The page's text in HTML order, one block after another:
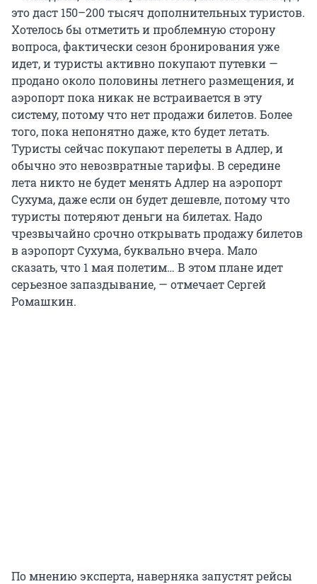
это даст 150–200 тысяч дополнительных туристов.
Хотелось бы отметить и проблемную сторону
вопроса, фактически сезон бронирования уже
идет, и туристы активно покупают путевки —
продано около половины летнего размещения, и
аэропорт пока никак не встраивается в эту
систему, потому что нет продажи билетов. Более
того, пока непонятно даже, кто будет летать.
Туристы сейчас покупают перелеты в Адлер, и
обычно это невозвратные тарифы. В середине
лета никто не будет менять Адлер на аэропорт
Сухума, даже если он будет дешевле, потому что
туристы потеряют деньги на билетах. Надо
чрезвычайно срочно открывать продажу билетов
в аэропорт Сухума, буквально вчера. Мало
сказать, что 1 мая полетим… В этом плане идет
серьезное запаздывание, — отмечает Сергей
Ромашкин.
По мнению эксперта, наверняка запустят рейсы